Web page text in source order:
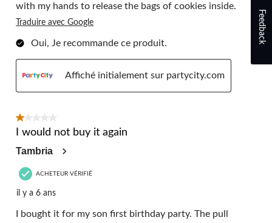
with my hands to release the bags of cookies inside.
Traduire avec Google
Oui, Je recommande ce produit.
Affiché initialement sur partycity.com
1 étoile(s) sur 5.
I would not buy it again
Tambria
ACHETEUR VÉRIFIÉ
il y a 6 ans
I bought it for my son first birthday party. The pull
Feedback